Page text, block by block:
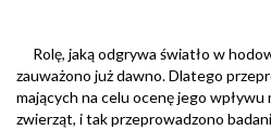
Rolę, jaką odgrywa światło w
zauważono już dawno. Dlatego
mających na celu ocenę jego
zwierząt, i tak przeprowadzono